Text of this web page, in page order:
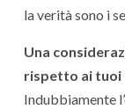
la verità sono i
Una
rispetto ai tuoi
Indubbiamente